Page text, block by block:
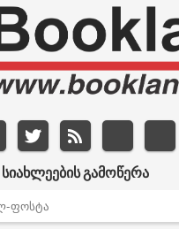
ᲡᲘᲐᲮᲚᲔᲔᲑᲘᲡ ᲒᲐᲛᲝᲬᲔᲠᲐ